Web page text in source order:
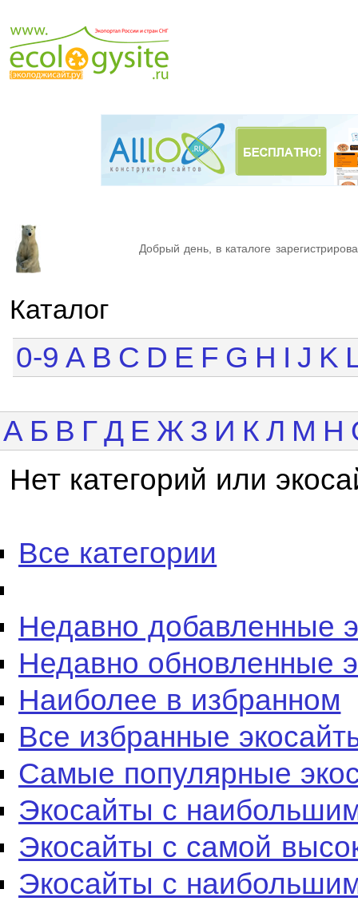
Добрый день, в каталоге
Каталог
0-9 A B C D E F G H I J K
А Б В ГД Е Ж З И К Л М Н
Нет категорий или
Все категории
Недавно добавленные
Недавно обновленные
Наиболее в избранном
Все избранные
Самые популярные
Экосайты с
Экосайты с самой
Экосайты с